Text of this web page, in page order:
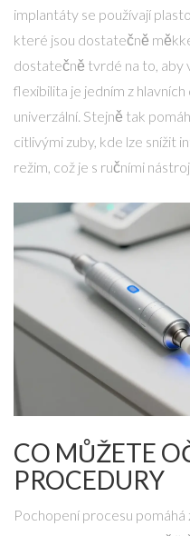
implantáty se používají
které jsou dostatečně
dostatečně tvrdé na to, aby
flexibilita je jedním z
univerzální. Stejně tak
citlivými zuby, kde lze snížit
režim, což je s ručními
CO MŮŽETE
PROCEDURY
Pochopení procesu